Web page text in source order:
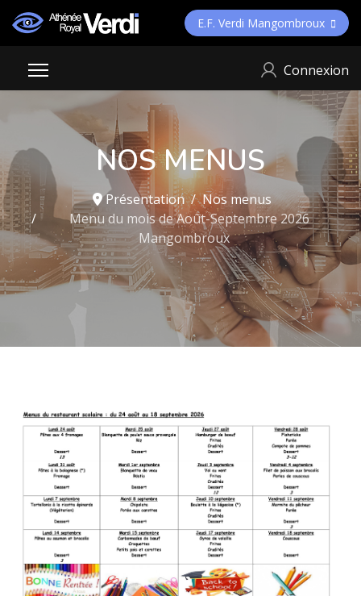
E.F. Verdi Mangombroux
Connexion
NOS MENUS
Présentation
Nos menus
Menu du mois de Août-Septembre 2026
Mangombroux